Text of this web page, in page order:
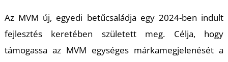
Az MVM új, egyedi betűcsaládja egy 2024-ben indult
fejlesztés keretében született meg. Célja, hogy
támogassa az MVM egységes márkamegjelenését a